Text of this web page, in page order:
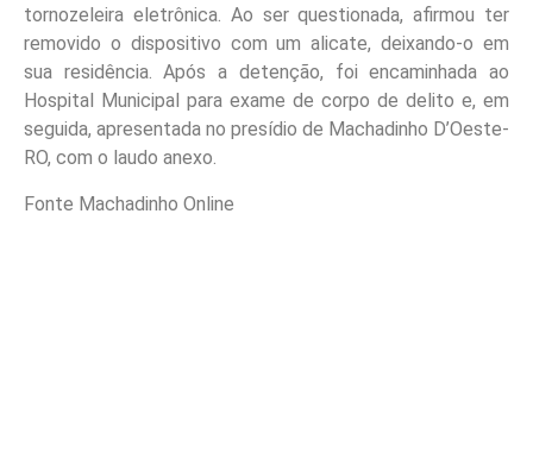
tornozeleira eletrônica. Ao ser questionada, afirmou ter
removido o dispositivo com um alicate, deixando-o em
sua residência. Após a detenção, foi encaminhada ao
Hospital Municipal para exame de corpo de delito e, em
seguida, apresentada no presídio de Machadinho D’Oeste-
RO, com o laudo anexo.
Fonte Machadinho Online